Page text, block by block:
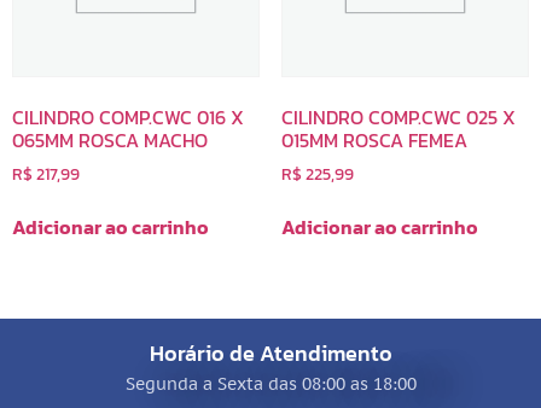
CILINDRO COMP.CWC 016 X
065MM ROSCA MACHO
R$217,99
Adicionar ao carrinho
CILINDRO COMP.CWC 025 X
015MM ROSCA FEMEA
R$225,99
Adicionar ao carrinho
Horário de Atendimento
Segunda a Sexta das 08:00 as 18:00